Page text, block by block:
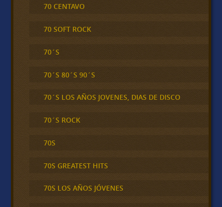
70 CENTAVO
70 SOFT ROCK
70´S
70´S 80´S 90´S
70´S LOS AÑOS JOVENES, DIAS DE DISCO
70´S ROCK
70S
70S GREATEST HITS
70S LOS AÑOS JÓVENES